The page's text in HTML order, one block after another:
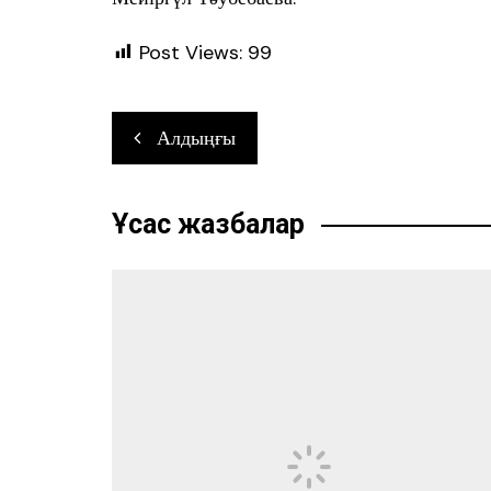
Post Views: 99
Навигация
по
записям
Алдыңғы
Ұқсас жазбалар